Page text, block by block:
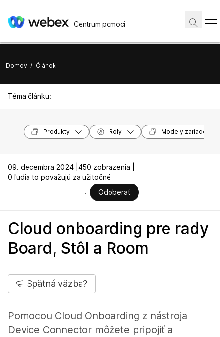
Centrum pomoci
Domov / Článok
Téma článku:
Produkty Roly Modely zariadení
09. decembra 2024 | 450 zobrazenia |
0 ľudia to považujú za užitočné
Odoberať
Cloud onboarding pre rady
Board, Stôl a Room
Spätná väzba?
Pomocou Cloud Onboarding z nástroja
Device Connector môžete pripojiť a